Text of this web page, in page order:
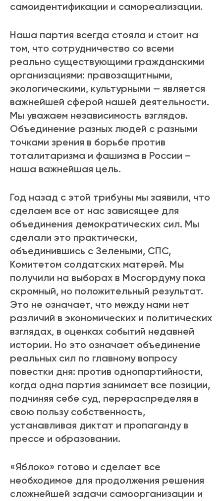
самоидентификации и самореализации.
Наша партия всегда стояла и стоит на
том, что сотрудничество со всеми
реально существующими гражданскими
организациями: правозащитными,
экологическими, культурными — является
важнейшей сферой нашей деятельности.
Мы уважаем независимость взглядов.
Объединение разных людей с разными
точками зрения в борьбе против
тоталитаризма и фашизма в России –
наша важнейшая цель.
Год назад с этой трибуны мы заявили, что
сделаем все от нас зависящее для
объединения демократических сил. Мы
сделали это практически,
объединившись с Зелеными, СПС,
Комитетом солдатских матерей. Мы
получили на выборах в Мосгордуму пока
скромный, но положительный результат.
Это не означает, что между нами нет
различий в экономических и политических
взглядах, в оценках событий недавней
истории. Но это означает объединение
реальных сил по главному вопросу
повестки дня: против однопартийности,
когда одна партия занимает все позиции,
подчиняя себе суд, перераспределяя в
свою пользу собственность,
устанавливая диктат и пропаганду в
прессе и образовании.
«Яблоко» готово и сделает все
необходимое для продолжения решения
сложнейшей задачи самоорганизации и